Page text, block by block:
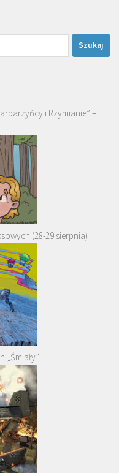
i Rzymianie” –
(28-29 sierpnia)
„Śmiały”